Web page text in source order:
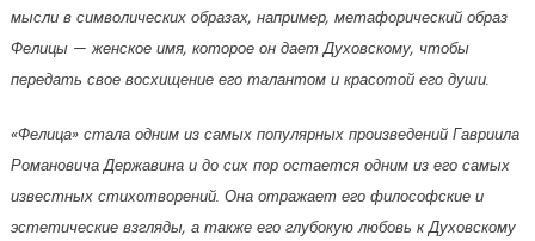
мысли в символических образах, например, метафорический образ
Фелицы — женское имя, которое он дает Духовскому, чтобы
передать свое восхищение его талантом и красотой его души.
«Фелица» стала одним из самых популярных произведений Гавриила
Романовича Державина и до сих пор остается одним из его самых
известных стихотворений. Она отражает его философские и
эстетические взгляды, а также его глубокую любовь к Духовскому